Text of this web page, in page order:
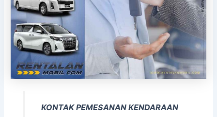
KONTAK PEMESANAN KENDARAAN